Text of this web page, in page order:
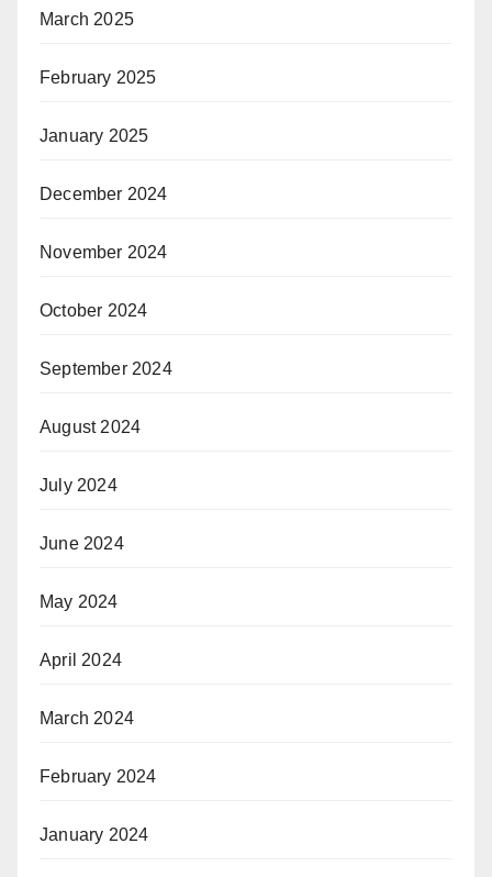
March 2025
February 2025
January 2025
December 2024
November 2024
October 2024
September 2024
August 2024
July 2024
June 2024
May 2024
April 2024
March 2024
February 2024
January 2024